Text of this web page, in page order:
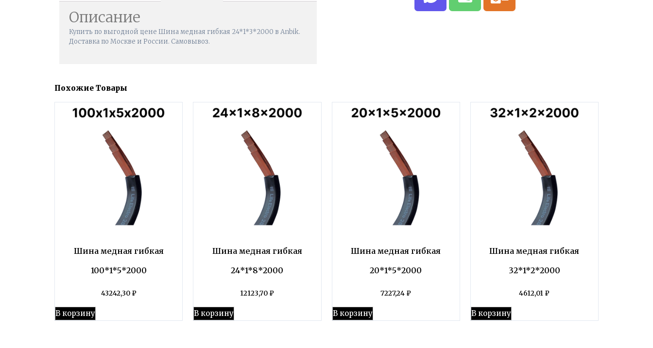
Описание
Купить по выгодной цене Шина медная гибкая 24*1*3*2000 в Anbik.
Доставка по Москве и России. Самовывоз.
Похожие Товары
Шина медная гибкая
100*1*5*2000
43242,30 ₽
В корзину
Шина медная гибкая
24*1*8*2000
12123,70 ₽
В корзину
Шина медная гибкая
20*1*5*2000
7227,24 ₽
В корзину
Шина медная гибкая
32*1*2*2000
4612,01 ₽
В корзину